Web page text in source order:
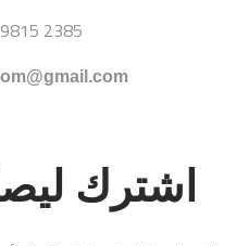
2385
اشترك